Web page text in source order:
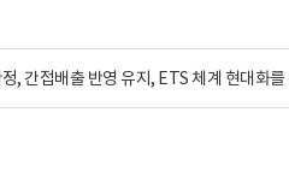
, 간접배출 반영 유지, ETS 체계 현대화를